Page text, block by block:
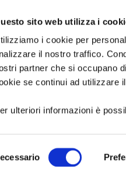
sito web utilizza i
i cookie per
il nostro traffico.
partner che si occupano
se continui ad utilizzare
ulteriori informazioni è